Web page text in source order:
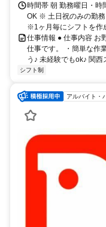
時間帯 朝 勤務曜日・時
OK ※ 土日祝のみの勤
※1ヶ月毎にシフトを作
仕事情報 ● 仕事内容 お
仕事です。 ・簡単な作
う♪ 未経験でもok♪ 関
シフト制
アルバイト・